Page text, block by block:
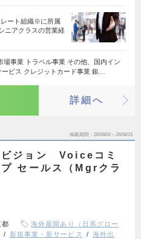
レート組織※に所属
ニアクラスの営業経
場事業 トラベル事業 その他、国内イン
ビス クレジットカード事業 銀…
詳細へ
掲載期間 26/08/02～26/08/15
ビジョン Voiceコミ
セールス（Mgrクラ
都
海外展開あり（日系グロー
新規事業・新サービス
海外出